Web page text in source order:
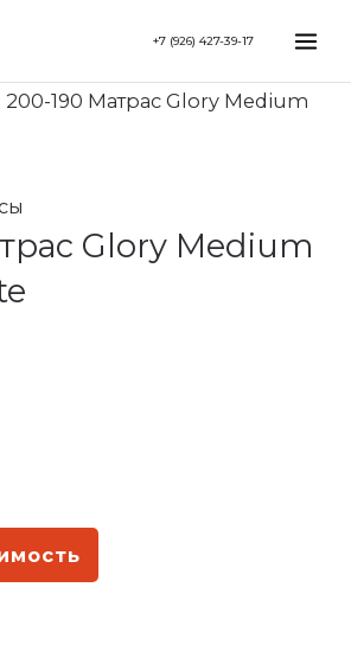
+7 (926) 427-39-17
200-190 Матрас Glory Medium
Glory Medium